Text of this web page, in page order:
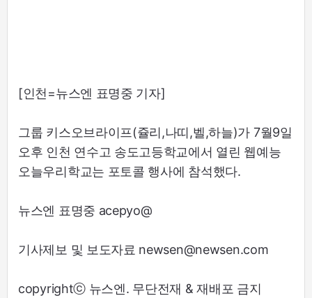
[인천=뉴스엔 표명중 기자]
그룹 키스오브라이프(쥴리,나띠,벨,하늘)가 7월9일
오후 인천 연수고 송도고등학교에서 열린 웹예능
오늘우리학교는 포토콜 행사에 참석했다.
뉴스엔 표명중 acepyo@
기사제보 및 보도자료 newsen@newsen.com
copyrightⓒ 뉴스엔. 무단전재 & 재배포 금지